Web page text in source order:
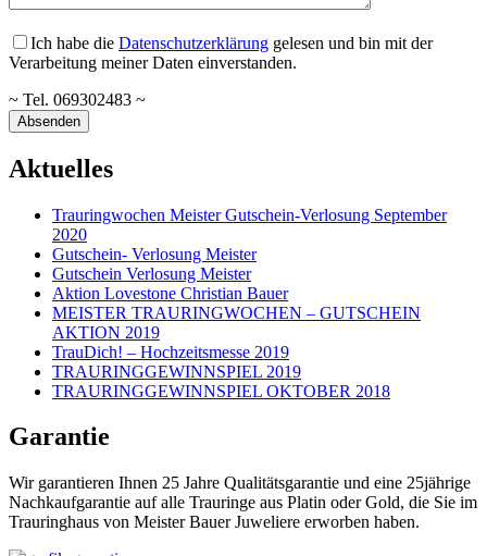
Ich habe die Datenschutzerklärung gelesen und bin mit der
Verarbeitung meiner Daten einverstanden.
~ Tel. 069302483 ~
Aktuelles
Trauringwochen Meister Gutschein-Verlosung September
2020
Gutschein- Verlosung Meister
Gutschein Verlosung Meister
Aktion Lovestone Christian Bauer
MEISTER TRAURINGWOCHEN – GUTSCHEIN
AKTION 2019
TrauDich! – Hochzeitsmesse 2019
TRAURINGGEWINNSPIEL 2019
TRAURINGGEWINNSPIEL OKTOBER 2018
Garantie
Wir garantieren Ihnen 25 Jahre Qualitätsgarantie und eine 25jährige
Nachkaufgarantie auf alle Trauringe aus Platin oder Gold, die Sie im
Trauringhaus von Meister Bauer Juweliere erworben haben.